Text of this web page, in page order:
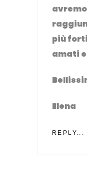
più
amati
Elena
REPLY...